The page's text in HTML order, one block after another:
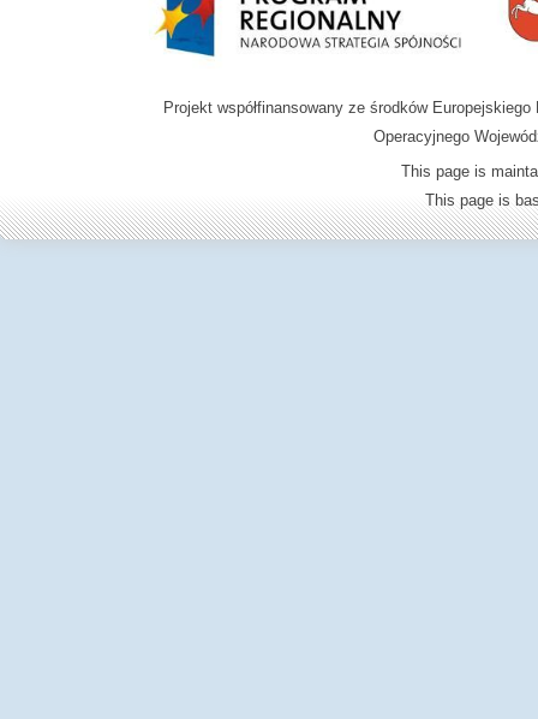
Projekt współfinansowany ze środków
Operacyjnego
This page is
This page is